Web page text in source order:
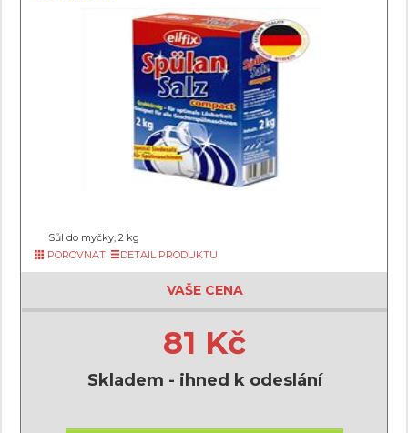
Sůl do myčky, 2 kg
POROVNAT
DETAIL PRODUKTU
VAŠE CENA
81 Kč
Skladem - ihned k odeslání